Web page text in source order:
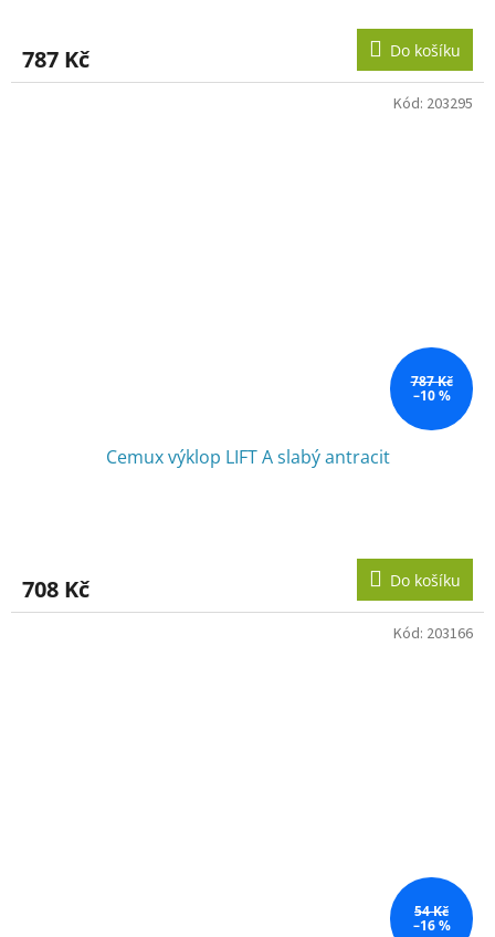
787 Kč Do košíku
787 Kč
–10 %
Cemux výklop LIFT A slabý antracit
708 Kč Do košíku
Kód: 203295
54 Kč
–16 %
Kód: 203166